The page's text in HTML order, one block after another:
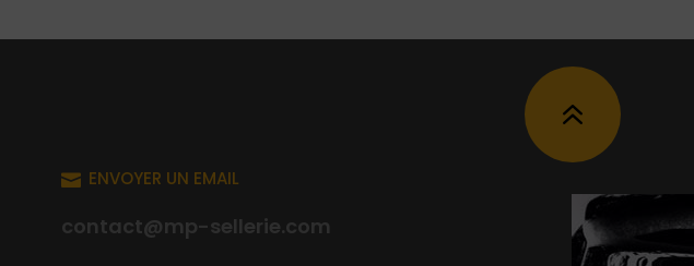
6
 ENVOYER UN EMAIL
contact@mp-sellerie.com